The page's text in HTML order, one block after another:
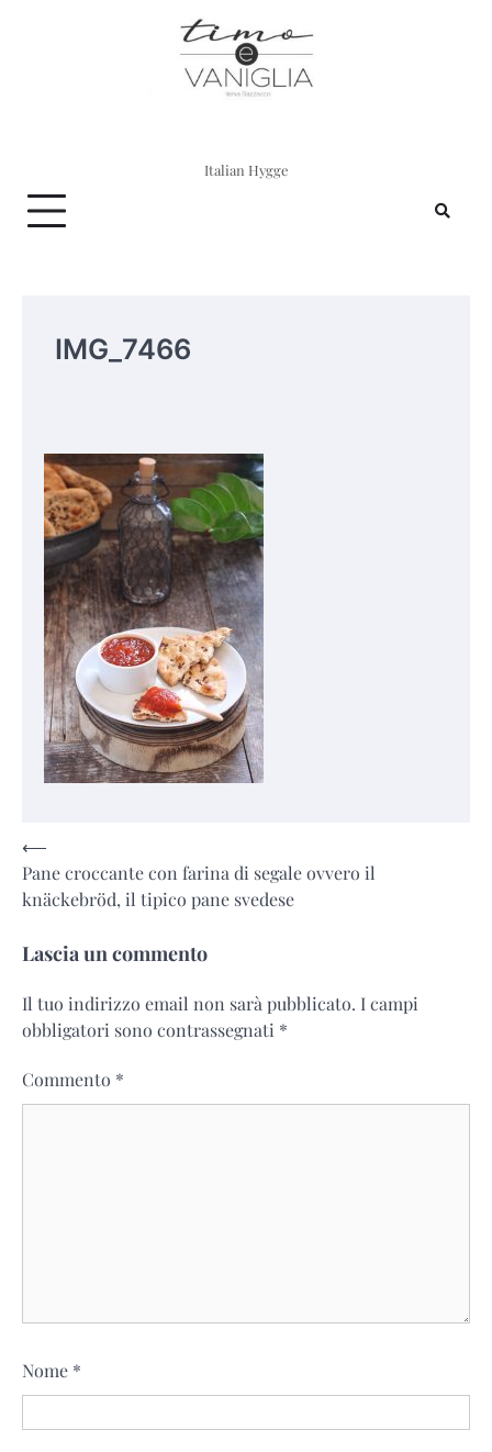
Italian Hygge
IMG_7466
Navigazione
articoli
⟵
Pane croccante con farina di segale ovvero il
knäckebröd, il tipico pane svedese
Lascia un commento
Il tuo indirizzo email non sarà pubblicato. I campi
obbligatori sono contrassegnati *
Commento *
Nome *